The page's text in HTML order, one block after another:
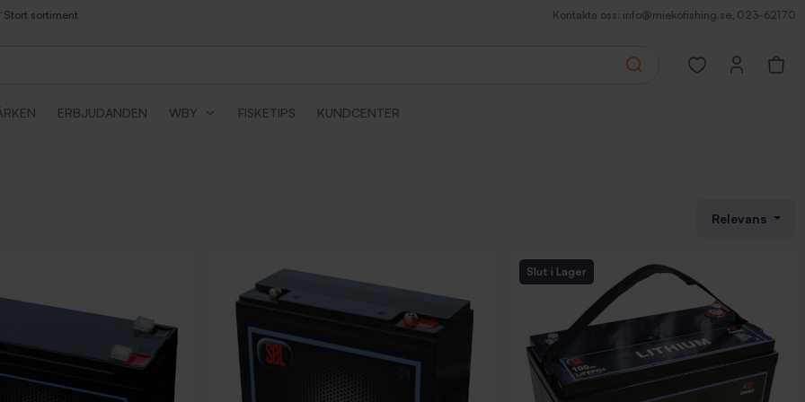
Stort sortiment Kontakta oss: info@miekofishing.se, 023-62170
Search
Open favorites
ERBJUDANDEN WBY FISKETIPS KUNDCENTER
Relevans
Slut i Lager